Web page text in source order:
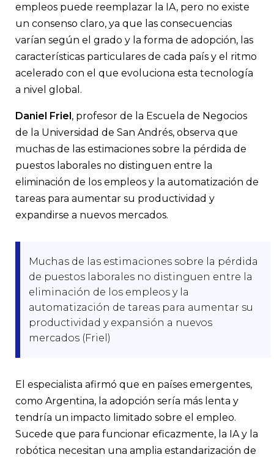
empleos puede reemplazar la IA, pero no existe
un consenso claro, ya que las consecuencias
varían según el grado y la forma de adopción, las
características particulares de cada país y el ritmo
acelerado con el que evoluciona esta tecnología
a nivel global.
Daniel Friel, profesor de la Escuela de Negocios
de la Universidad de San Andrés, observa que
muchas de las estimaciones sobre la pérdida de
puestos laborales no distinguen entre la
eliminación de los empleos y la automatización de
tareas para aumentar su productividad y
expandirse a nuevos mercados.
Muchas de las estimaciones sobre la pérdida
de puestos laborales no distinguen entre la
eliminación de los empleos y la
automatización de tareas para aumentar su
productividad y expansión a nuevos
mercados (Friel)
El especialista afirmó que en países emergentes,
como Argentina, la adopción sería más lenta y
tendría un impacto limitado sobre el empleo.
Sucede que para funcionar eficazmente, la IA y la
robótica necesitan una amplia estandarización de